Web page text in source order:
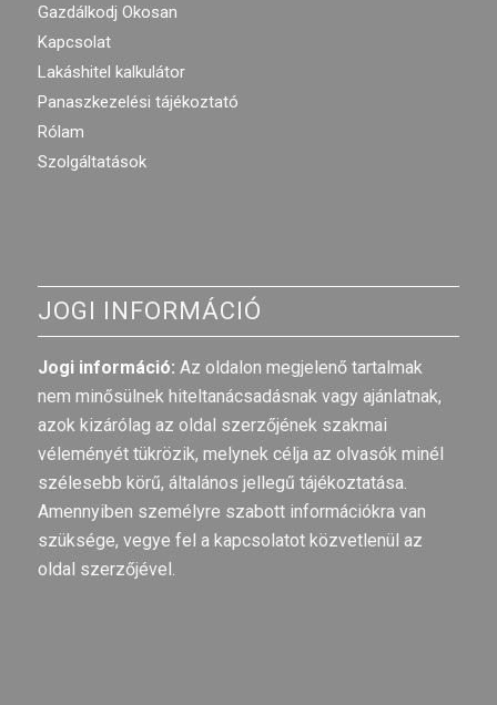
Gazdálkodj Okosan
Kapcsolat
Lakáshitel kalkulátor
Panaszkezelési tájékoztató
Rólam
Szolgáltatások
JOGI INFORMÁCIÓ
Jogi információ: Az oldalon megjelenő tartalmak
nem minősülnek hiteltanácsadásnak vagy ajánlatnak,
azok kizárólag az oldal szerzőjének szakmai
véleményét tükrözik, melynek célja az olvasók minél
szélesebb körű, általános jellegű tájékoztatása.
Amennyiben személyre szabott információkra van
szüksége, vegye fel a kapcsolatot közvetlenül az
oldal szerzőjével.